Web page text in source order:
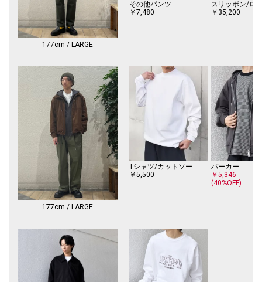
【注意事項】
※末永く愛用頂く為に、アテンションタグ・洗濯ネームを必ずご確認の
上、着用又はお取り扱いください。
環境によって、実際の色味と異なって見える場合があります。
商品の色味は商品単体で撮影した画像をご参照ください。
※画像の商品はサンプルです。
実際の商品と仕様、加工、サイズが若干異なる場合がございます。
177cm / LARGE
その他パンツ
￥7,480
スリッポン/ロ
￥35,200
177cm / LARGE
Tシャツ/カットソー
￥5,500
パーカー
￥5,346
(40%OFF)